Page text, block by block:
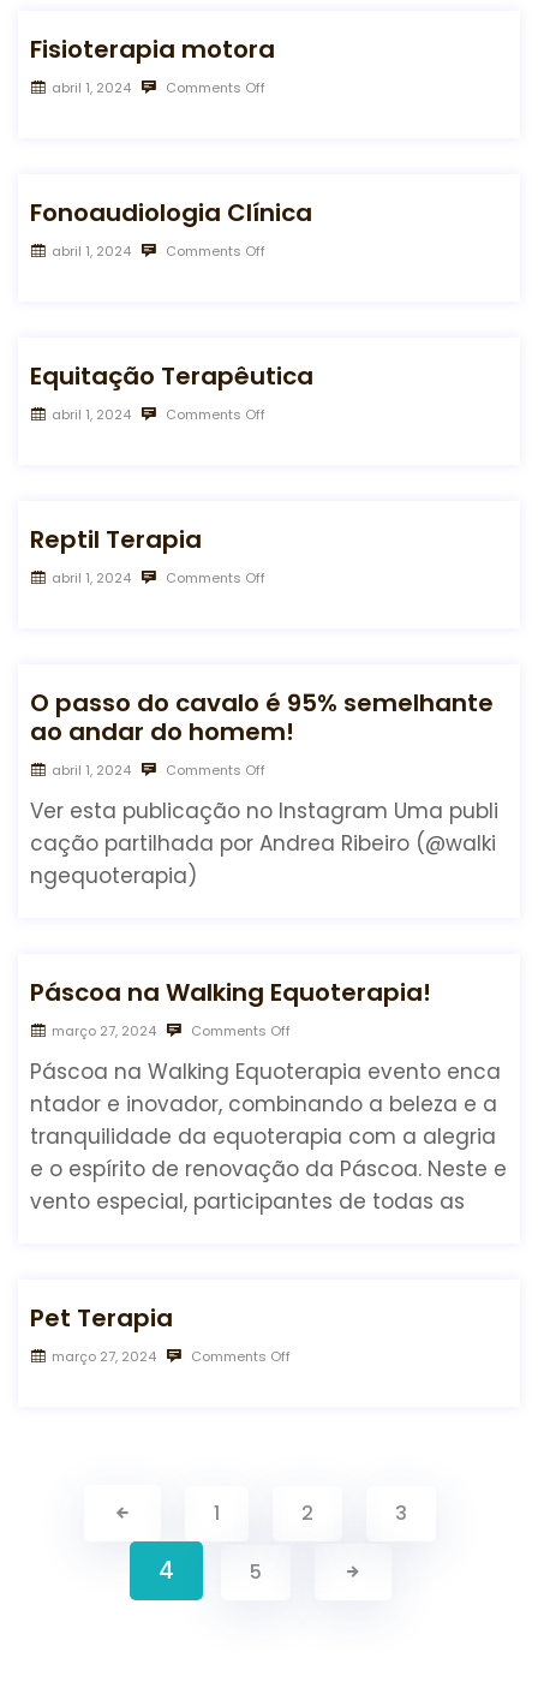
Fisioterapia motora
abril 1, 2024 Comments Off
Fonoaudiologia Clínica
abril 1, 2024 Comments Off
Equitação Terapêutica​
abril 1, 2024 Comments Off
Reptil Terapia
abril 1, 2024 Comments Off
O passo do cavalo é 95% semelhante
ao andar do homem!
abril 1, 2024 Comments Off
Ver esta publicação no Instagram Uma publi
cação partilhada por Andrea Ribeiro (@walki
ngequoterapia)
Páscoa na Walking Equoterapia!
março 27, 2024 Comments Off
Páscoa na Walking Equoterapia evento enca
ntador e inovador, combinando a beleza e a
tranquilidade da equoterapia com a alegria
e o espírito de renovação da Páscoa. Neste e
vento especial, participantes de todas as
Pet Terapia
março 27, 2024 Comments Off
1 2 3
4 5